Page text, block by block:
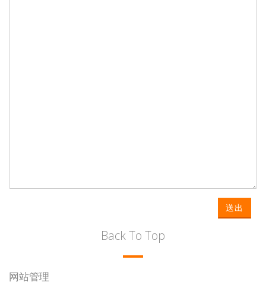
送出
Back To Top
网站管理